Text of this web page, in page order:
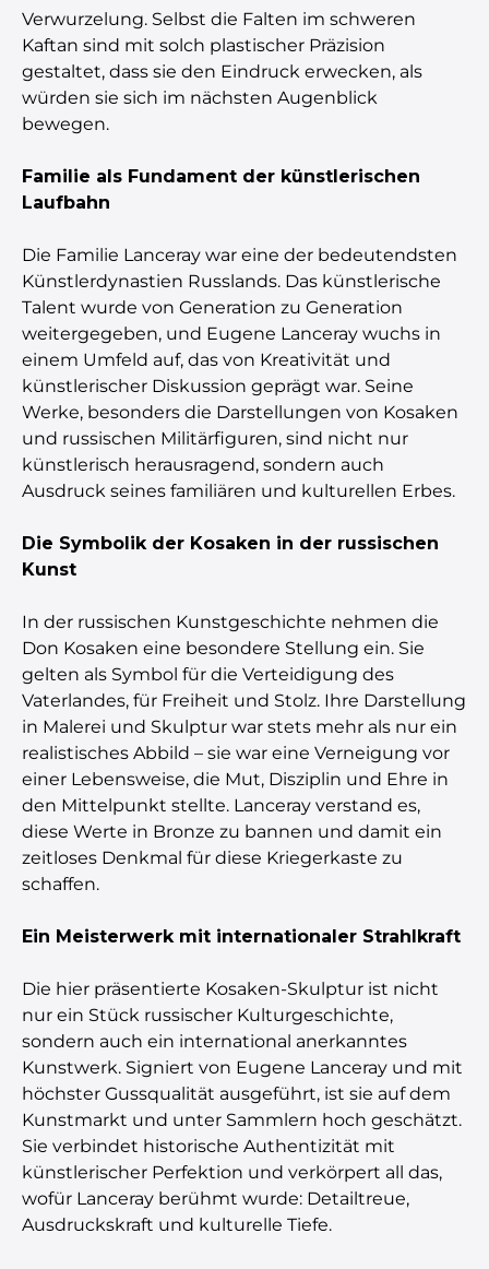
Verwurzelung. Selbst die Falten im schweren
Kaftan sind mit solch plastischer Präzision
gestaltet, dass sie den Eindruck erwecken, als
würden sie sich im nächsten Augenblick
bewegen.
Familie als Fundament der künstlerischen
Laufbahn
Die Familie Lanceray war eine der bedeutendsten
Künstlerdynastien Russlands. Das künstlerische
Talent wurde von Generation zu Generation
weitergegeben, und Eugene Lanceray wuchs in
einem Umfeld auf, das von Kreativität und
künstlerischer Diskussion geprägt war. Seine
Werke, besonders die Darstellungen von Kosaken
und russischen Militärfiguren, sind nicht nur
künstlerisch herausragend, sondern auch
Ausdruck seines familiären und kulturellen Erbes.
Die Symbolik der Kosaken in der russischen
Kunst
In der russischen Kunstgeschichte nehmen die
Don Kosaken eine besondere Stellung ein. Sie
gelten als Symbol für die Verteidigung des
Vaterlandes, für Freiheit und Stolz. Ihre Darstellung
in Malerei und Skulptur war stets mehr als nur ein
realistisches Abbild – sie war eine Verneigung vor
einer Lebensweise, die Mut, Disziplin und Ehre in
den Mittelpunkt stellte. Lanceray verstand es,
diese Werte in Bronze zu bannen und damit ein
zeitloses Denkmal für diese Kriegerkaste zu
schaffen.
Ein Meisterwerk mit internationaler Strahlkraft
Die hier präsentierte Kosaken-Skulptur ist nicht
nur ein Stück russischer Kulturgeschichte,
sondern auch ein international anerkanntes
Kunstwerk. Signiert von Eugene Lanceray und mit
höchster Gussqualität ausgeführt, ist sie auf dem
Kunstmarkt und unter Sammlern hoch geschätzt.
Sie verbindet historische Authentizität mit
künstlerischer Perfektion und verkörpert all das,
wofür Lanceray berühmt wurde: Detailtreue,
Ausdruckskraft und kulturelle Tiefe.